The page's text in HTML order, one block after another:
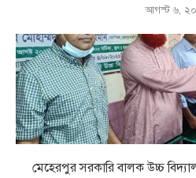
আগস্ট ৬,
মেহেরপুর সরকারি বালক উচ্চ